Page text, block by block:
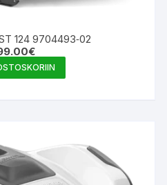
124 9704493‑02
€